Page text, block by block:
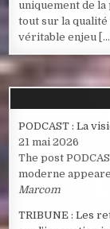
uniquement de la
tout sur la qualité
véritable enjeu […]
PODCAST : La
21 mai 2026
The post
moderne
Marcom
TRIBUNE : Les